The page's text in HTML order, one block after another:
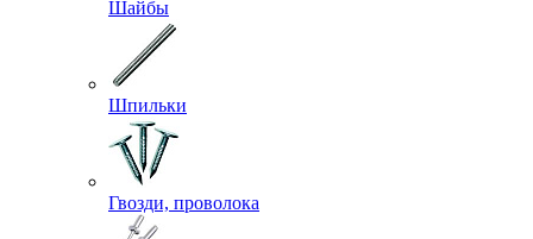
Шайбы
Шпильки
Гвозди, проволока